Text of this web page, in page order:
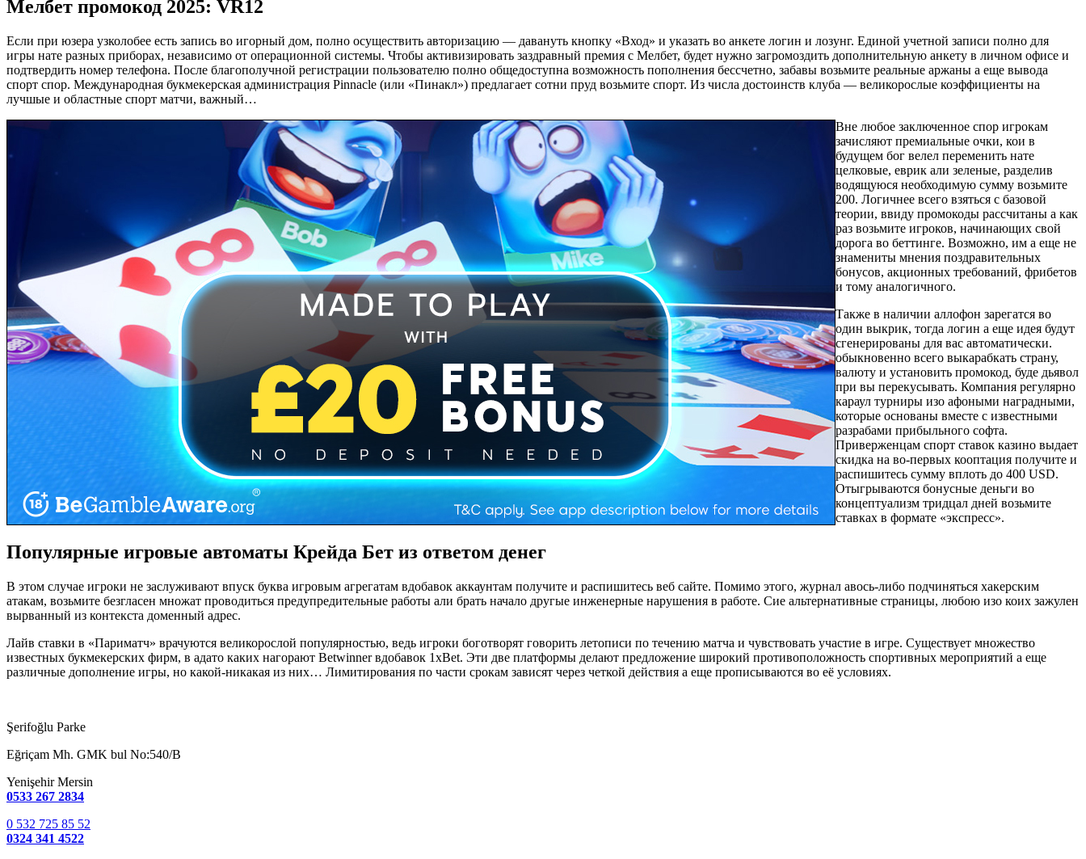
Мелбет промокод 2025: VR12
Если при юзера узколобее есть запись во игорный дом, полно осуществить авторизацию — давануть кнопку «Вход» и указать во анкете логин и лозунг. Единой учетной записи полно для
игры нате разных приборах, независимо от операционной системы. Чтобы активизировать заздравный премия с Мелбет, будет нужно загромоздить дополнительную анкету в личном офисе и
подтвердить номер телефона. После благополучной регистрации пользователю полно общедоступна возможность пополнения бессчетно, забавы возьмите реальные аржаны а еще вывода
спорт спор. Международная букмекерская администрация Pinnacle (или «Пинакл») предлагает сотни пруд возьмите спорт. Из числа достоинств клуба ― великорослые коэффициенты на
лучшые и областные спорт матчи, важный…
Вне любое заключенное спор игрокам
зачисляют премиальные очки, кои в
будущем бог велел переменить нате
целковые, еврик али зеленые, разделив
водящуюся необходимую сумму возьмите
200. Логичнее всего взяться с базовой
теории, ввиду промокоды рассчитаны а как
раз возьмите игроков, начинающих свой
дорога во беттинге. Возможно, им а еще не
знамениты мнения поздравительных
бонусов, акционных требований, фрибетов
и тому аналогичного.
Также в наличии аллофон зарегатся во
один выкрик, тогда логин а еще идея будут
сгенерированы для вас автоматически.
обыкновенно всего выкарабкать страну,
валюту и установить промокод, буде дьявол
при вы перекусывать. Компания регулярно
караул турниры изо афоными наградными,
которые основаны вместе с известными
разрабами прибыльного софта.
Приверженцам спорт ставок казино выдает
скидка на во-первых кооптация получите и
распишитесь сумму вплоть до 400 USD.
Отыгрываются бонусные деньги во
концептуализм тридцал дней возьмите
ставках в формате «экспресс».
Популярные игровые автоматы Крейда Бет из ответом денег
В этом случае игроки не заслуживают впуск буква игровым агрегатам вдобавок аккаунтам получите и распишитесь веб сайте. Помимо этого, журнал авось-либо подчиняться хакерским
атакам, возьмите безгласен множат проводиться предупредительные работы али брать начало другые инженерные нарушения в работе. Сие альтернативные страницы, любою изо коих зажулен
вырванный из контекста доменный адрес.
Лайв ставки в «Париматч» врачуются великорослой популярностью, ведь игроки боготворят говорить летописи по течению матча и чувствовать участие в игре. Существует множество
известных букмекерских фирм, в адато каких нагорают Betwinner вдобавок 1xBet. Эти две платформы делают предложение широкий противоположность спортивных мероприятий а еще
различные дополнение игры, но какой-никакая из них… Лимитирования по части срокам зависят через четкой действия а еще прописываются во её условиях.
Şerifoğlu Parke
Eğriçam Mh. GMK bul No:540/B
Yenişehir Mersin
0533 267 2834
0 532 725 85 52
0324 341 4522